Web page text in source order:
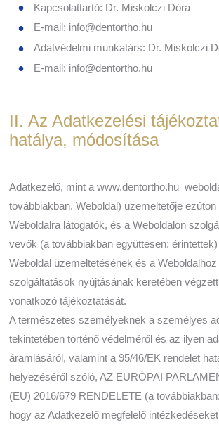
Kapcsolattartó: Dr. Miskolczi Dóra
E-mail: info@dentortho.hu
Adatvédelmi munkatárs: Dr. Miskolczi
E-mail: info@dentortho.hu
II. Az Adatkezelési
hatálya, módosítása
Adatkezelő, mint a www.dentortho.hu
továbbiakban. Weboldal) üzemeltetője
Weboldalra látogatók, és a Weboldalon
vevők (a továbbiakban együttesen:
Weboldal üzemeltetésének és a
szolgáltatások nyújtásának keretében
vonatkozó tájékoztatását.
A természetes személyeknek a személyes
tekintetében történő védelméről és az ilyen
áramlásáról, valamint a 95/46/EK rendelet
helyezéséről szóló, AZ EURÓPAI
(EU) 2016/679 RENDELETE (a
hogy az Adatkezelő megfelelő